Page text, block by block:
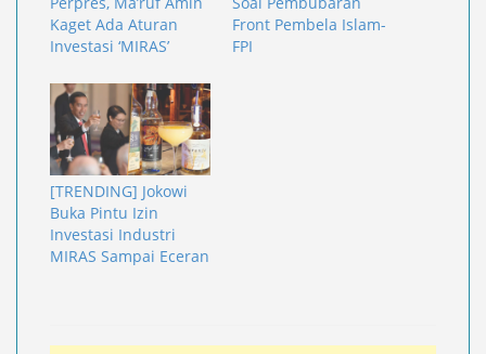
Kaget Ada Aturan
Investasi ‘MIRAS’
Front Pembela Islam-
FPI
[TRENDING] Jokowi
Buka Pintu Izin
Investasi Industri
MIRAS Sampai Eceran